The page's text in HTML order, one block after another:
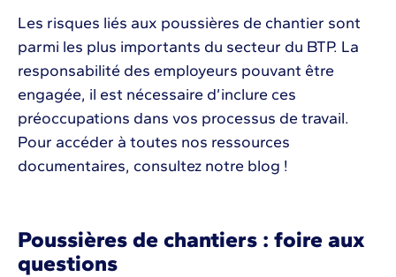
Les risques liés aux poussières de chantier sont
parmi les plus importants du secteur du BTP. La
responsabilité des employeurs pouvant être
engagée, il est nécessaire d’inclure ces
préoccupations dans vos processus de travail.
Pour accéder à toutes nos ressources
documentaires, consultez notre blog !
Poussières de chantiers : foire aux
questions